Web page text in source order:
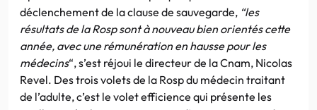
déclenchement de la clause de sauvegarde, “les
résultats de la Rosp sont à nouveau bien orientés cette
année, avec une rémunération en hausse pour les
médecins“, s’est réjoui le directeur de la Cnam, Nicolas
Revel. Des trois volets de la Rosp du médecin traitant
de l’adulte, c’est le volet efficience qui présente les